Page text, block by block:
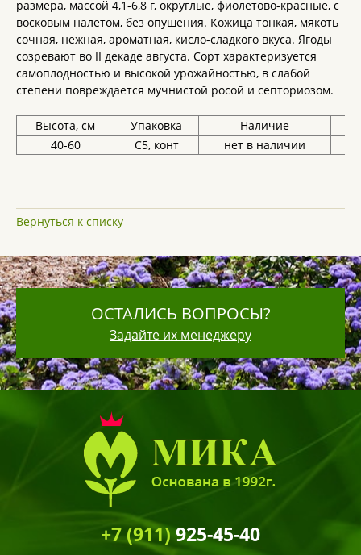
размера, массой 4,1-6,8 г, округлые, фиолетово-красные, с
восковым налетом, без опушения. Кожица тонкая, мякоть
сочная, нежная, ароматная, кисло-сладкого вкуса. Ягоды
созревают во II декаде августа. Сорт характеризуется
самоплодностью и высокой урожайностью, в слабой
степени повреждается мучнистой росой и септориозом.
Высота, см Упаковка Наличие
40-60
С5, конт нет в наличии
Вернуться к списку
ОСТАЛИСЬ ВОПРОСЫ?
Задайте их менеджеру
+7 (911)925-45-40